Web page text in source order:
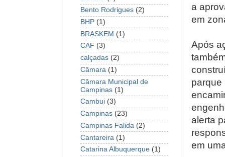
a
em
Após
parque
alerta
em
Bento Rodrigues (2)
BHP (1)
BRASKEM (1)
CAF (3)
calçadas (2)
Câmara (1)
Câmara Municipal de
Campinas (1)
Cambui (3)
Campinas (23)
Campinas Falida (2)
Cantareira (1)
Catarina Albuquerque (1)